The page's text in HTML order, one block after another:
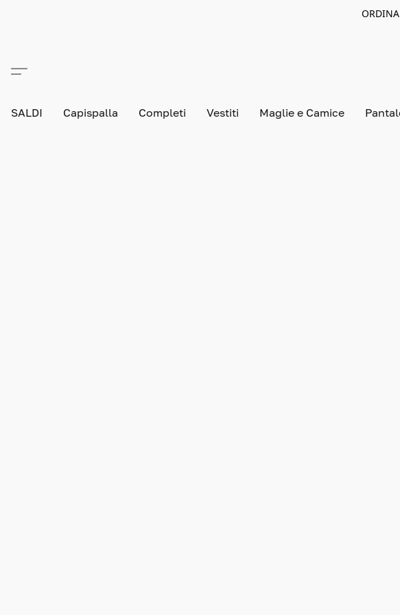
SALDI Capispalla Completi Vestiti Maglie e Camice